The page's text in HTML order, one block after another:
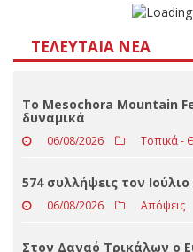
ΤΕΛΕΥΤΑΊΑ ΝΈΑ
Το Mesochora Mountain
δυναμικά